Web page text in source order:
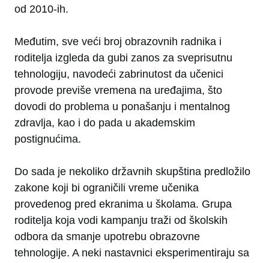
od 2010-ih.
Međutim, sve veći broj obrazovnih radnika i
roditelja izgleda da gubi zanos za sveprisutnu
tehnologiju, navodeći zabrinutost da učenici
provode previše vremena na uređajima, što
dovodi do problema u ponašanju i mentalnog
zdravlja, kao i do pada u akademskim
postignućima.
Do sada je nekoliko državnih skupština predložilo
zakone koji bi ograničili vreme učenika
provedenog pred ekranima u školama. Grupa
roditelja koja vodi kampanju traži od školskih
odbora da smanje upotrebu obrazovne
tehnologije. A neki nastavnici eksperimentiraju sa